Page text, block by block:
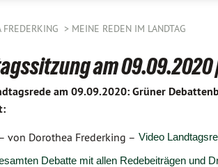
FREDERKING MEINE REDEN IM LANDTAG
am
am 09.09.2020: Grüner
von Dorothea Frederking – Video
Debatte mit allen Redebeiträgen und